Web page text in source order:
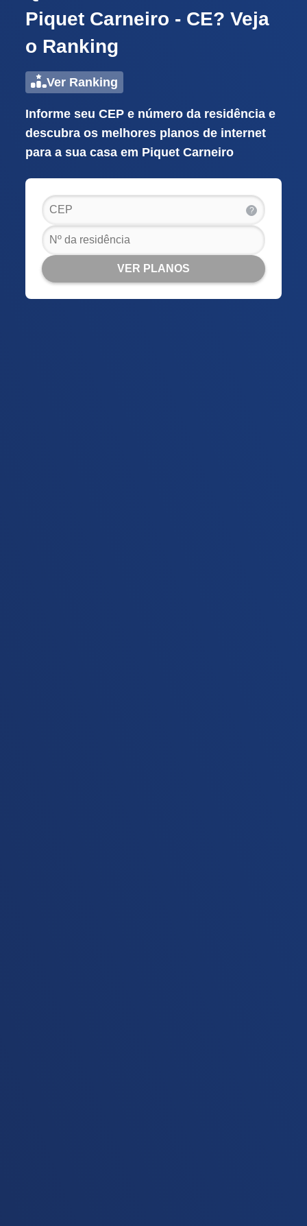
Piquet Carneiro - CE? Veja
o Ranking
Ver Ranking
Informe seu CEP e número da residência e
descubra os melhores planos de internet
para a sua casa em Piquet Carneiro
?
VER PLANOS